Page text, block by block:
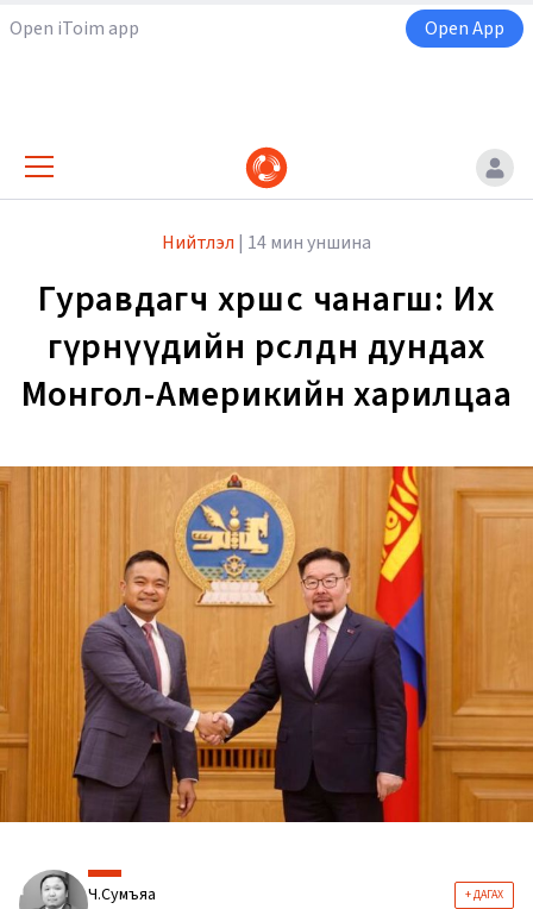
Open iToim app Open App
Нийтлэл | 14 мин уншина
Гуравдагч хөршөөс чанагш: Их
гүрнүүдийн өрсөлдөөн дундах
Монгол-Америкийн харилцаа
Ч.Сумъяа + ДАГАХ